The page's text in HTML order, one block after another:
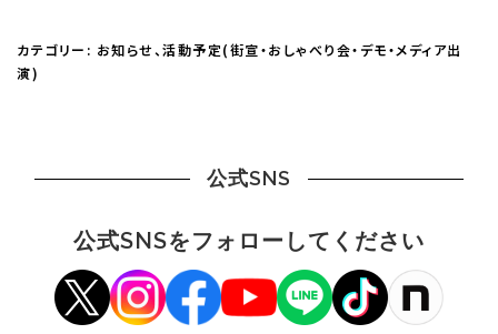
カテゴリー: お知らせ、活動予定(街宣・おしゃべり会・デモ・メディア出
演)
公式SNS
公式SNSをフォローしてください